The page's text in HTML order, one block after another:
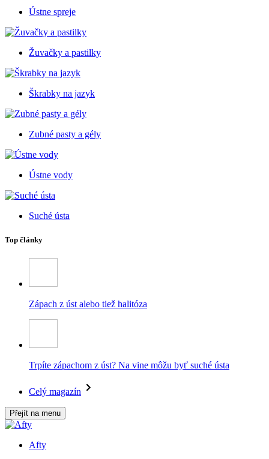
Ústne spreje
Žuvačky a pastilky
Škrabky na jazyk
Zubné pasty a gély
Ústne vody
Suché ústa
Top články
Zápach z úst alebo tiež halitóza
Trpíte zápachom z úst? Na vine môžu byť suché ústa
Celý magazín
Přejít na menu
Afty